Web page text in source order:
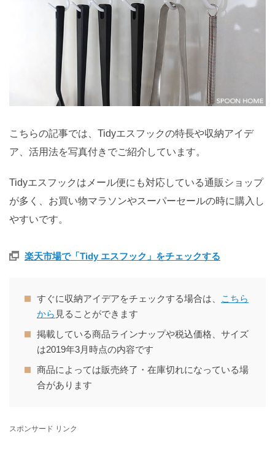
こちらの記事では、Tidyエスフックの特長や収納アイデ
ア、活用法を写真付きでご紹介しています。
Tidyエスフックはメール便にも対応している通販ショップ
が多く、お買い物マラソンやスーパーセールの時に購入し
やすいです。
楽天市場で「Tidy エスフック」をチェックする
すぐに収納アイデアをチェックする場合は、
こちら
から 見ることができます
掲載している商品ラインナップや税込価格、サイズ
は2019年3月時点の内容です
商品によっては販売終了・在庫切れになっている場
合があります
スポンサード リンク